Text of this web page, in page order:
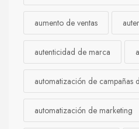
aumento de ventas
autenticidad de marca
automatización de campañas
automatización de marketing